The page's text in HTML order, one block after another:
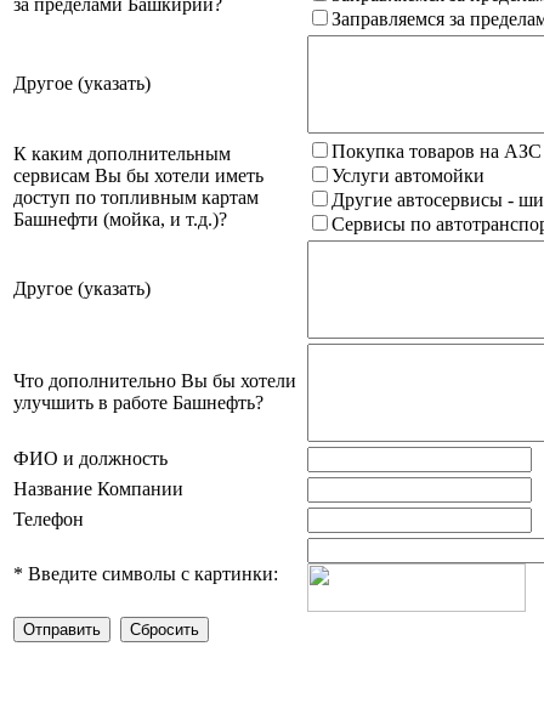
Заправляемся за
Другое (указать)
К каким дополнительным
сервисам Вы бы хотели иметь
доступ по топливным картам
Башнефти (мойка, и т.д.)?
Покупка товаров на
Услуги автомойки
Другие автосервисы -
Сервисы по
Другое (указать)
Что дополнительно Вы бы хотели
улучшить в работе Башнефть?
ФИО и должность
Название Компании
Телефон
* Введите символы с картинки: